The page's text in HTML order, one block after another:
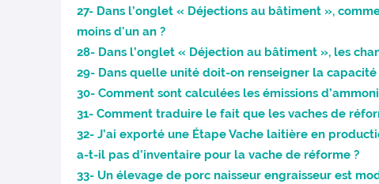
27- Dans l’onglet « Déjections au bâtiment »,
moins d'un an ?
28- Dans l’onglet « Déjection au bâtiment », les
29- Dans quelle unité doit-on renseigner la
30- Comment sont calculées les émissions
31- Comment traduire le fait que les vaches de
32- J’ai exporté une Étape Vache laitière en
a-t-il pas d’inventaire pour la vache de réforme ?
33- Un élevage de porc naisseur engraisseur est